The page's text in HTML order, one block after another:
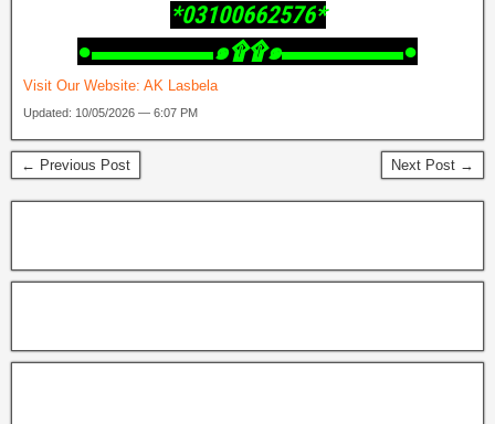
‎*03100662576*
‎●▬▬▬▬▬๑۩۩๑▬▬▬▬▬●
Visit Our Website: AK Lasbela
Updated: 10/05/2026 — 6:07 PM
← Previous Post Next Post →